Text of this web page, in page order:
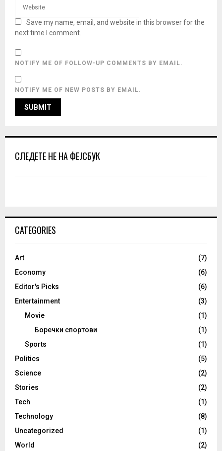
Save my name, email, and website in this browser for the
next time I comment.
NOTIFY ME OF FOLLOW-UP COMMENTS BY EMAIL.
NOTIFY ME OF NEW POSTS BY EMAIL.
СЛЕДЕТЕ НЕ НА ФЕЈСБУК
CATEGORIES
Art
(7)
Economy
(6)
Editor's Picks
(6)
Entertainment
(3)
Movie
(1)
Боречки спортови
(1)
Sports
(1)
Politics
(5)
Science
(2)
Stories
(2)
Tech
(1)
Technology
(8)
Uncategorized
(1)
World
(2)